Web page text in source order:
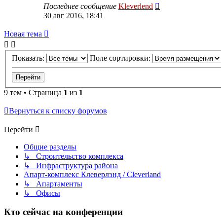
Последнее сообщение Kleverlend
30 авг 2016, 18:41
Новая тема
Показать: Поле сортировки:
9 тем • Страница 1 из 1
Вернуться к списку форумов
Перейти
Общие разделы
↳ Строительство комплекса
↳ Инфраструктура района
Апарт-комплекс Клеверлэнд / Cleverland
↳ Апартаменты
↳ Офисы
Кто сейчас на конференции